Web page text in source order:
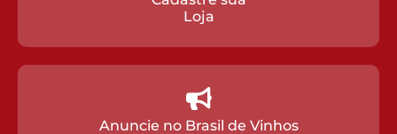
Loja
Anuncie no Brasil de Vinhos